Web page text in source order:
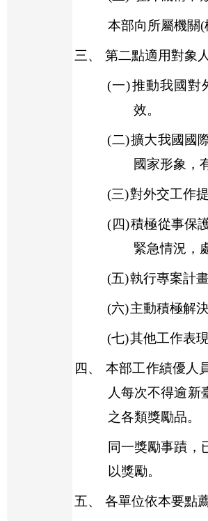
本部向所屬機關(
三、 第二點適用對象
(一)推動我國對
效。
(二)擴大我國國
國家形象，
(三)對外交工作
(四)積極從事保
緊急情況，
(五)執行專案計
(六)主動積極解
(七)其他工作表
四、
本部工作績優人
人每次不得逾新
之各類獎勵品。
同一獎勵事蹟，
以獎勵。
五、 各單位依本要點